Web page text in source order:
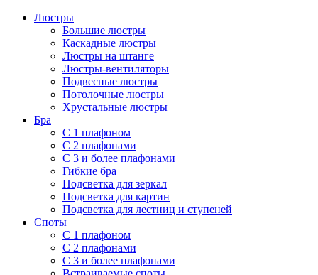
Люстры
Большие люстры
Каскадные люстры
Люстры на штанге
Люстры-вентиляторы
Подвесные люстры
Потолочные люстры
Хрустальные люстры
Бра
С 1 плафоном
С 2 плафонами
С 3 и более плафонами
Гибкие бра
Подсветка для зеркал
Подсветка для картин
Подсветка для лестниц и ступеней
Споты
С 1 плафоном
С 2 плафонами
С 3 и более плафонами